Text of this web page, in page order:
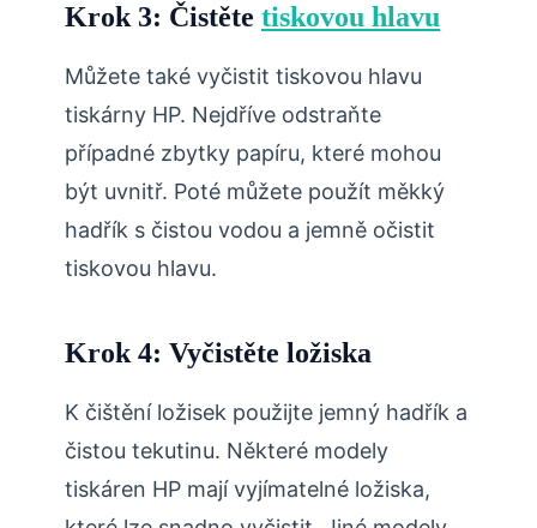
Krok 3: Čistěte tiskovou hlavu
Můžete také vyčistit tiskovou hlavu
tiskárny HP. Nejdříve odstraňte
případné zbytky papíru, které mohou
být uvnitř. Poté můžete použít měkký
hadřík s čistou vodou a jemně očistit
tiskovou hlavu.
Krok 4: Vyčistěte ložiska
K čištění ložisek použijte jemný hadřík a
čistou tekutinu. Některé modely
tiskáren HP mají vyjímatelné ložiska,